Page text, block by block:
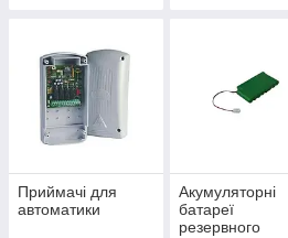
Приймачі для
автоматики
Акумуляторні
батареї
резервного